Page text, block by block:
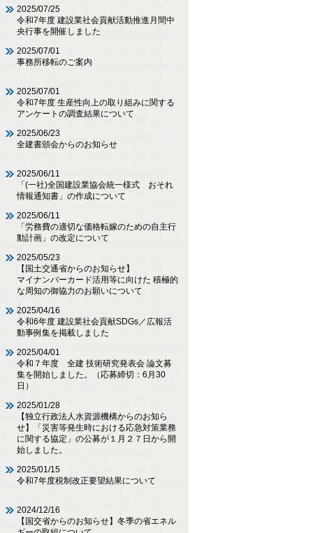
2025/07/25
令和7年度 建設業社会貢献活動推進月間中
央行事を開催しました
2025/07/01
事務所移転のご案内
2025/07/01
令和7年度 生産性向上の取り組みに関する
アンケートの調査結果について
2025/06/23
全建書頒会からのお知らせ
2025/06/11
「(一社)全国建設業協会統一様式 おそれ
情報通知書」の作成について
2025/06/11
「労務費の適切な価格転嫁のための自主行
動計画」の改定について
2025/05/23
【国土交通省からのお知らせ】
マイナンバーカード活用等に向けた 積極的
な周知の御協力のお願いについて
2025/04/16
令和6年度 建設業社会貢献SDGs／広報活
動事例集を掲載しました
2025/04/01
令和７年度 全建 技術研究発表会 論文募
集を開始しました。（応募締切：6月30
日）
2025/01/28
【独立行政法人水資源機構からのお知ら
せ】「災害等発生時における応急対策業務
に関する協定」の公募が１月２７日から開
始しました。
2025/01/15
令和7年度税制改正要望結果について
2024/12/16
【国交省からのお知らせ】冬季の省エネル